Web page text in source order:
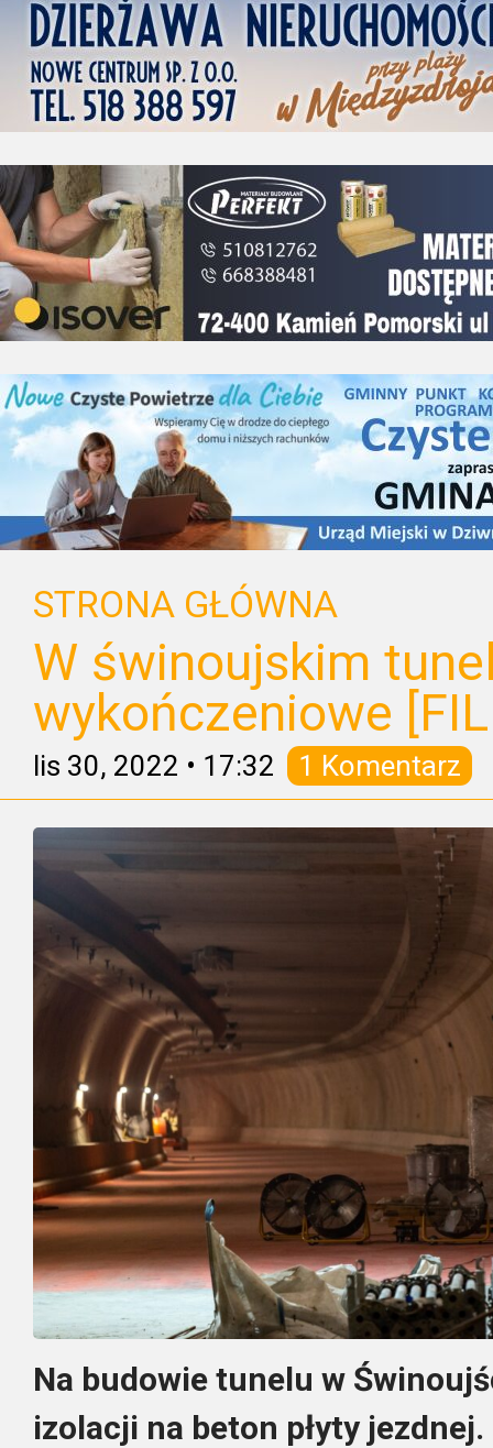
STRONA GŁÓWNA
W świnoujskim
wykończeniowe
lis 30, 2022 • 17:32 1 Komentarz
Na budowie tunelu w
izolacji na beton płyty